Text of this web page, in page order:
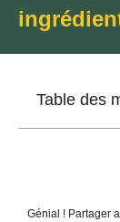
Table des
Génial ! Partager